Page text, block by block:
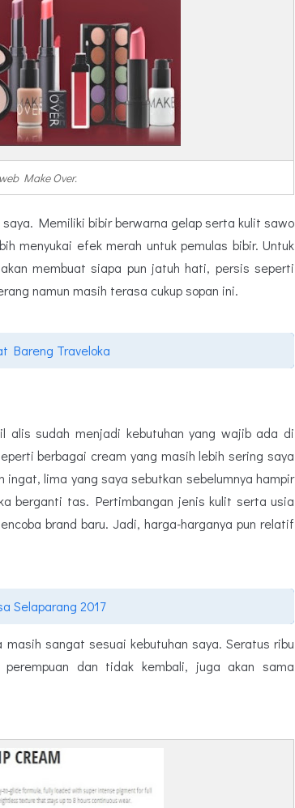
Make Over.
Memiliki bibir berwarna gelap serta kulit sawo
menyukai efek merah untuk pemulas bibir. Untuk
membuat siapa pun jatuh hati, persis seperti
namun masih terasa cukup sopan ini.
Bareng Traveloka
alis sudah menjadi kebutuhan yang wajib ada di
berbagai cream yang masih lebih sering saya
lima yang saya sebutkan sebelumnya hampir
berganti tas. Pertimbangan jenis kulit serta usia
brand baru. Jadi, harga-harganya pun relatif
Selaparang 2017
sangat sesuai kebutuhan saya. Seratus ribu
dan tidak kembali, juga akan sama